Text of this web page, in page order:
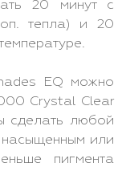
20 минут с
тепла) и 20
EQ можно
Crystal Clear
сделать любой
насыщенным или
пигмента